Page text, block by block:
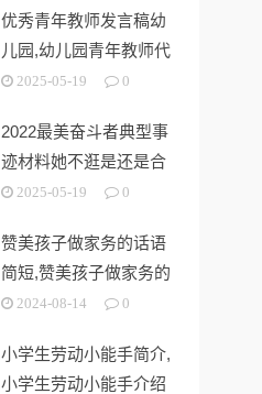
优秀青年教师发言稿幼
儿园,幼儿园青年教师代
表发言
2025-05-19 0
2022最美奋斗者典型事
迹材料她不逛是还是合
格的母亲
2025-05-19 0
赞美孩子做家务的话语
简短,赞美孩子做家务的
话语简短一
2024-08-14 0
小学生劳动小能手简介,
小学生劳动小能手介绍